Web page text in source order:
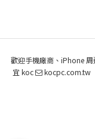
歡迎手機廠商、iPhone
宜 koc
kocpc.com.tw